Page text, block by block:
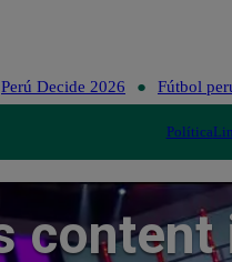
Perú Decide 2026 Fútbol
Política